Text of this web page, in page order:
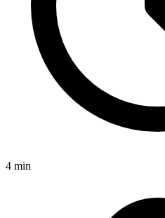
4 min